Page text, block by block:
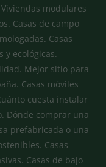
modulares
Casas de campo
Casas
y ecológicas.
Mejor sitio para
Casas móviles
cuesta instalar
Dónde comprar una
prefabricada o una
Casas
Casas de bajo